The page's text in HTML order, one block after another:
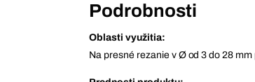
Podrobnosti
Oblasti využitia:
Na presné rezanie v Ø od 3 do 28